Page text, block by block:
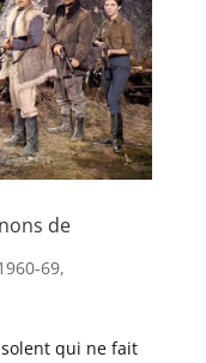
de
69,
qui ne fait